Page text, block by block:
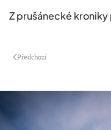
Z prušánecké kroniky
Předchozí